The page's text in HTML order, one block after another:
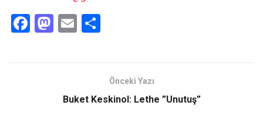
F
M E
Önceki Yazı
Buket Keskinol: Lethe ”Unutuş”